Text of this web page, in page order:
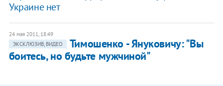
Украине нет
24 мая 2011, 18:49
ЭКСКЛЮЗИВ, ВИДЕО
Тимошенко - Януковичу: "Вы
боитесь, но будьте мужчиной"